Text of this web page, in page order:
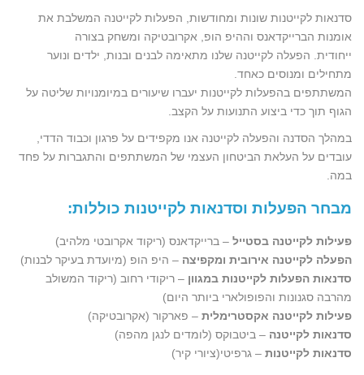
סדנאות לקייטנות שונות ומחודשות, הפעלות לקייטנה המשלבת את
אומנות הברייקדאנס וההיפ הופ, אקרובטיקה ומשחק בצורה
ייחודית. הפעלה לקייטנה שלנו מתאימה לבנים ובנות, ילדים ונוער
מתחילים ומנוסים כאחד.
המשתתפים בהפעלות לקייטנות יעברו שיעורים במיומנויות שליטה על
הגוף תוך כדי ביצוע התנועות על הקצב.
במהלך הסדנה והפעלה לקייטנה אנו מקפידים על פרגון וכבוד הדדי,
עובדים על העלאת הביטחון העצמי של המשתתפים והתגברות על פחד
במה.
מבחר הפעלות וסדנאות לקייטנות כוללות:
פעילות לקייטנה בסטייל – ברייקדאנס (ריקוד אקרובטי מלהיב)
הפעלה לקייטנה אירובית ומקפיצה – היפ הופ (מיועדת בעיקר לבנות)
סדנאות הפעלות לקייטנות במגוון – ריקודי רחוב (ריקוד המשולב
מהרבה סגנונות והפופולארי ביותר היום)
פעילות לקייטנה אקסטרימלית – פארקור (אקרובטיקה)
סדנאות לקייטנה – ביטבוקס (לומדים לנגן מהפה)
סדנאות לקייטנות – גרפיטי(ציורי קיר)